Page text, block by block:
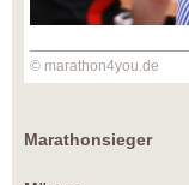
© marathon4you.de
Marathonsieger